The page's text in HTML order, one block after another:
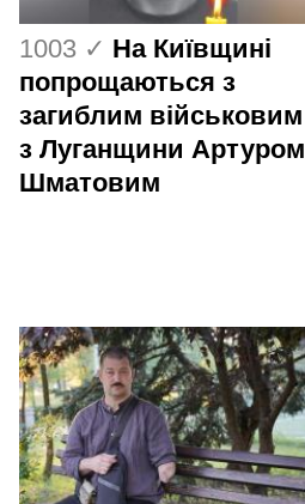
1003 ✓ На Київщині
попрощаються з
загиблим військовим
з Луганщини Артуром
Шматовим